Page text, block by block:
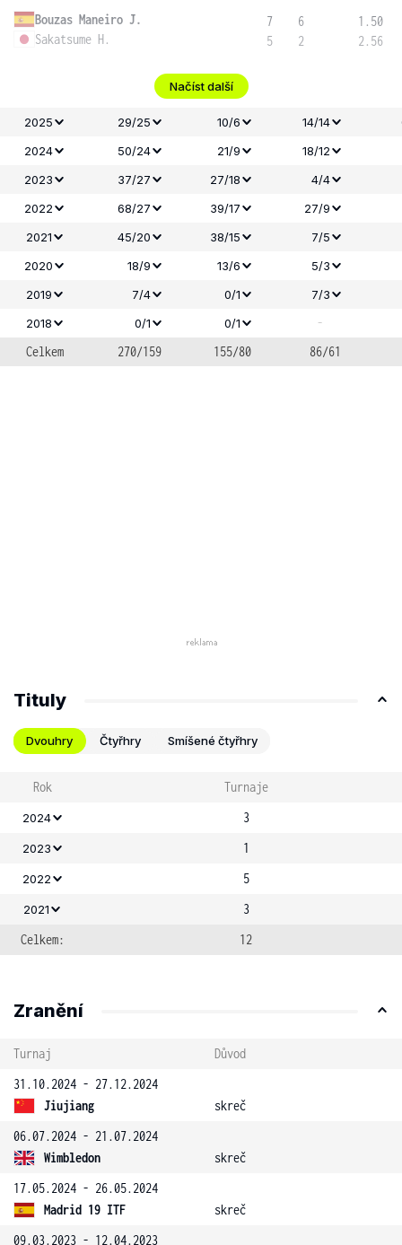
Bouzas Maneiro J.
Sakatsume H.
7
5
6
2
1.50
2.56
Načíst další
2025 29/25 10/6 14/14
2024
50/24 21/9
18/12
2023
37/27 27/18 4/4
2022
68/27 39/17
27/9
2021
45/20 38/15
7/5
2020
18/9 13/6
5/3
2019
7/4 0/1
7/3
2018
0/1 0/1
-
Celkem
270/159 155/80 86/61
Tituly
Dvouhry Čtyřhry Smíšené čtyřhry
Rok Turnaje
2024 3
2023 1
2022 5
2021
3
Celkem:
12
Zranění
Turnaj
Důvod
31.10.2024 - 27.12.2024
Jiujiang
skreč
06.07.2024 - 21.07.2024
Wimbledon
skreč
17.05.2024 - 26.05.2024
Madrid 19 ITF
skreč
09.03.2023 - 12.04.2023